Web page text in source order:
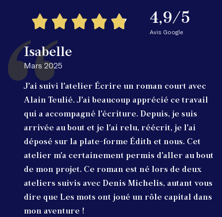
4,9/5
Avis Google
Isabelle
Mars 2025
J'ai suivi l'atelier Écrire un roman court avec
Alain Teulié. J'ai beaucoup apprécié ce travail
qui a accompagné l'écriture. Depuis, je suis
arrivée au bout et je l'ai relu, réécrit, je l'ai
déposé sur la plate-forme Édith et nous. Cet
atelier m'a certainement permis d'aller au bout
de mon projet. Ce roman est né lors de deux
ateliers suivis avec Denis Michelis, autant vous
dire que Les mots ont joué un rôle capital dans
mon aventure !